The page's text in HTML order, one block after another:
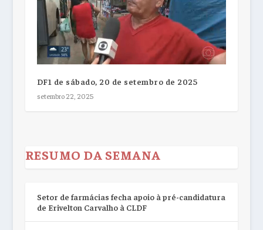
DF1 de sábado, 20 de setembro de 2025
setembro 22, 2025
RESUMO DA SEMANA
Setor de farmácias fecha apoio à pré-candidatura
de Erivelton Carvalho à CLDF